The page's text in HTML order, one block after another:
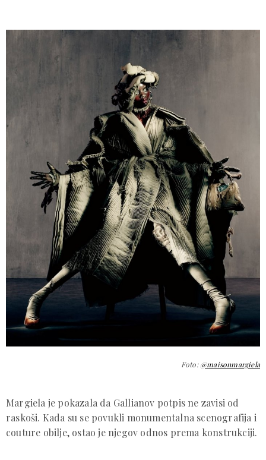
Foto:@maisonmargiela
Margiela je pokazala da Gallianov potpis ne zavisi od
raskoši. Kada su se povukli monumentalna scenografija i
couture obilje, ostao je njegov odnos prema konstrukciji.